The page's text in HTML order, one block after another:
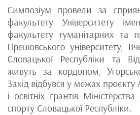
Симпозіум провели за
факультету Університету
факультету гуманітарних та
Прешовського університету,
Словацької Республіки та
живуть за кордоном,
Захід відбувся у межах проєкту
і освітніх грантів
спорту Словацької Республіки.